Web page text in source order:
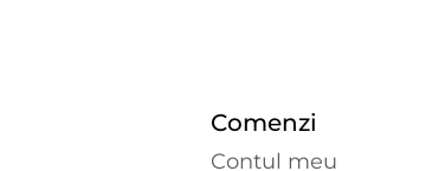
Comenzi
Contul meu